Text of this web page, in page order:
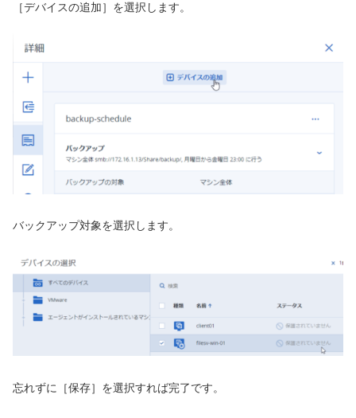
［デバイスの追加］を選択します。
バックアップ対象を選択します。
忘れずに［保存］を選択すれば完了です。